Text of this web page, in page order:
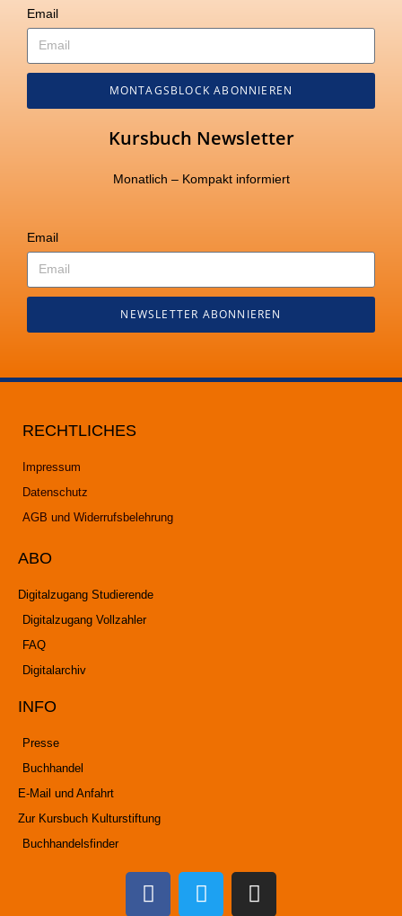
Email
MONTAGSBLOCK ABONNIEREN
Kursbuch Newsletter
Monatlich – Kompakt informiert
Email
NEWSLETTER ABONNIEREN
RECHTLICHES
Impressum
Datenschutz
AGB und Widerrufsbelehrung
ABO
Digitalzugang Studierende
Digitalzugang Vollzahler
FAQ
Digitalarchiv
INFO
Presse
Buchhandel
E-Mail und Anfahrt
Zur Kursbuch Kulturstiftung
Buchhandelsfinder